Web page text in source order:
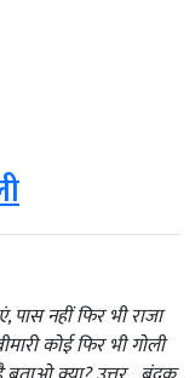
नहीं फिर भी राजा
कोई फिर भी गोली